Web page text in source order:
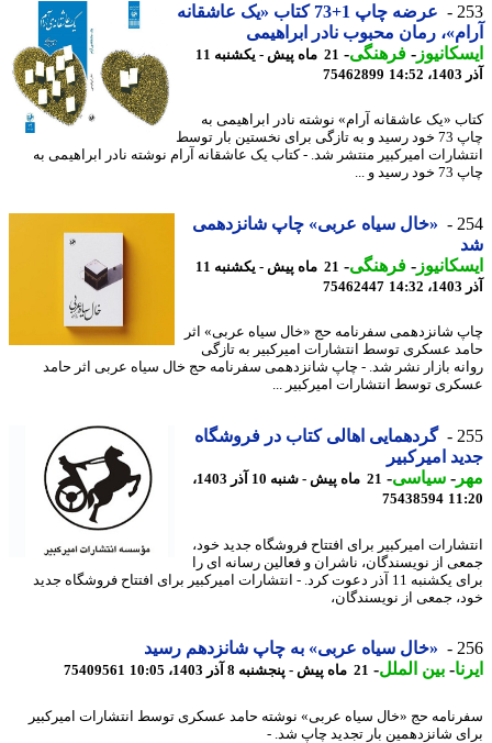
عرضه چاپ 1+73 کتاب «یک عاشقانه
رمان محبوب نادر ابراهیمی
-فرهنگی-
21 ماه پیش - یکشنبه 11
75462899
«یک عاشقانه آرام» نوشته نادر ابراهیمی به
چاپ 73 خود رسید و به تازگی برای نخستین بار توسط
امیرکبیر منتشر شد. - کتاب یک عاشقانه آرام نوشته نادر ابراهیمی به
و ...
«خال سیاه عربی» چاپ شانزدهمی
-فرهنگی-
21 ماه پیش - یکشنبه 11
75462447
شانزدهمی سفرنامه حج «خال سیاه عربی» اثر
عسکری توسط انتشارات امیرکبیر به تازگی
بازار نشر شد. - چاپ شانزدهمی سفرنامه حج خال سیاه عربی اثر حامد
توسط انتشارات امیرکبیر ...
گردهمایی اهالی کتاب در فروشگاه
امیرکبیر
-سیاسی-
21 ماه پیش - شنبه 10 آذر 1403،
75438594
امیرکبیر برای افتتاح فروشگاه جدید خود،
از نویسندگان، ناشران و فعالین رسانه ای را
برای یکشنبه 11 آذر دعوت کرد. - انتشارات امیرکبیر برای افتتاح فروشگاه جدید
جمعی از نویسندگان،
«خال سیاه عربی» به چاپ شانزدهم رسید
-بین الملل-21 ماه پیش - پنجشنبه 8 آذر 1403، 10:05 75409561
حج «خال سیاه عربی» نوشته حامد عسکری توسط انتشارات امیرکبیر
شانزدهمین بار تجدید چاپ شد. -